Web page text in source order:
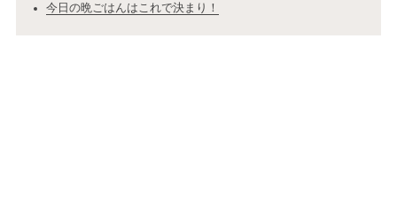
今日の晩ごはんはこれで決まり！